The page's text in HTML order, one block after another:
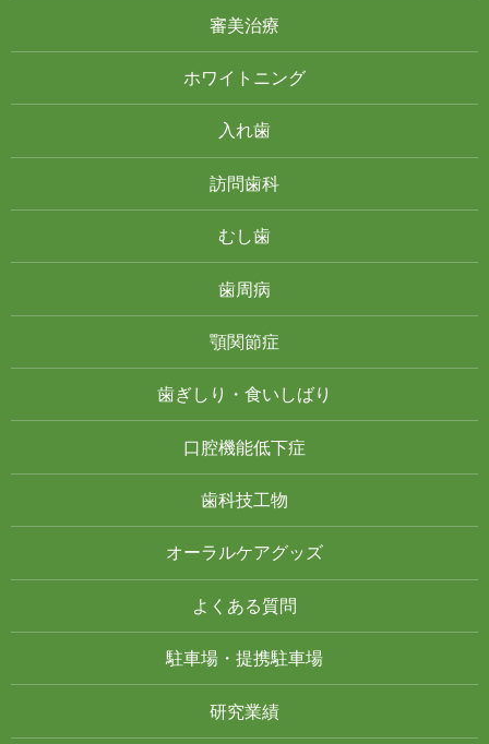
審美治療
ホワイトニング
入れ歯
訪問歯科
むし歯
歯周病
顎関節症
歯ぎしり・食いしばり
口腔機能低下症
歯科技工物
オーラルケアグッズ
よくある質問
駐車場・提携駐車場
研究業績